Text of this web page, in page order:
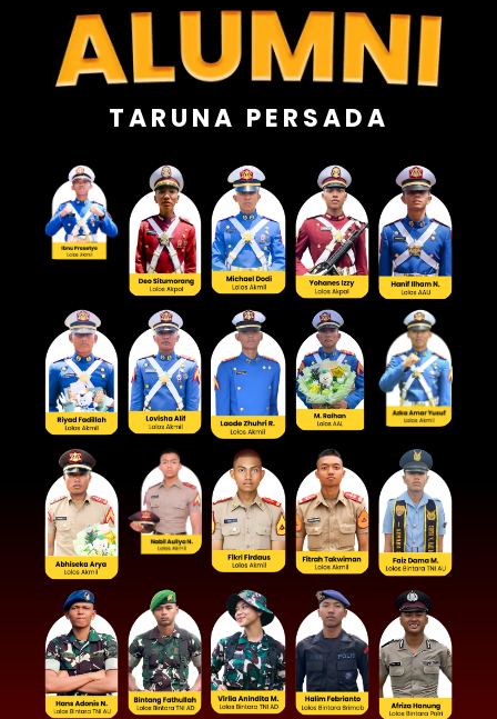
TARUNA PERSADA